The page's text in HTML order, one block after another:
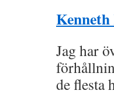
Jag har
de flesta